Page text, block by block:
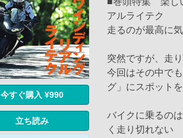
今すぐ購入 ¥990
立ち読み
アルライテク
走るのが最高に
突然ですが、走
今回はその中で
グ」にスポット
バイクに乗るの
く走り切れない